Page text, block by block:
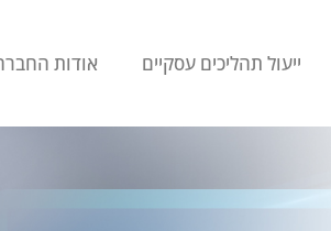
ייעול תהליכים עסקיים אודות